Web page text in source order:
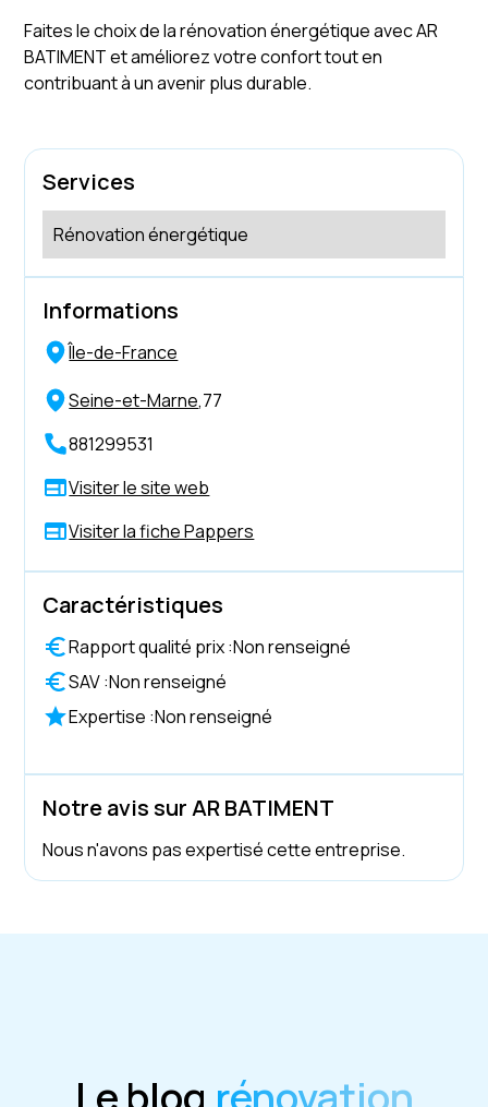
Faites le choix de la rénovation énergétique avec AR
BATIMENT et améliorez votre confort tout en
contribuant à un avenir plus durable.
Services
Rénovation énergétique
Informations
Île-de-France
Seine-et-Marne,77
881299531
Visiter le site web
Visiter la fiche Pappers
Caractéristiques
Rapport qualité prix :Non renseigné
SAV :Non renseigné
Expertise :Non renseigné
Notre avis sur AR BATIMENT
Nous n'avons pas expertisé cette entreprise.